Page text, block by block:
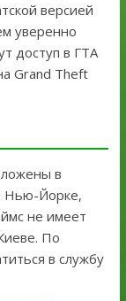
версией
уверенно
доступ в ГТА
Grand Theft
в
Нью-Йорке,
не имеет
По
в службу